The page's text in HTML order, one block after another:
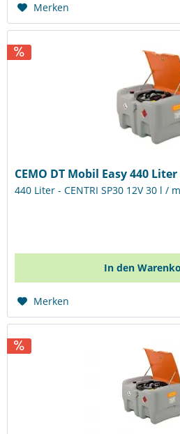
Merken
CEMO DT Mobil Easy 440 Liter
440 Liter - CENTRI SP30 12V 30 l /
In den
Merken